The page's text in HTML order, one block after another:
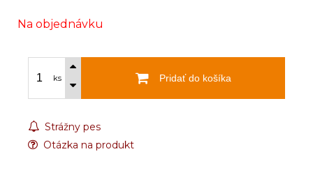
Na objednávku
ks Pridať do košíka
Strážny pes
Otázka na produkt